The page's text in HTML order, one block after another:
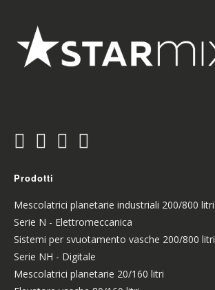
Prodotti
Mescolatrici planetarie industriali 200/800 litri
Serie N - Elettromeccanica
Sistemi per svuotamento vasche 200/800 litri
Serie NH - Digitale
Mescolatrici planetarie 20/160 litri